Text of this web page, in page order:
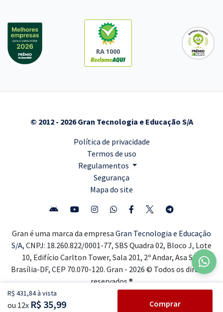
R$ 431,84 à vista
ou 12x R$ 35,99 Comprar
RA 1000
© 2012 - 2026 Gran Tecnologia e Educação S/A
Política de privacidade
Termos de uso
Regulamentos
Segurança
Mapa do site
Gran é uma marca da empresa Gran Tecnologia e Educação
S/A, CNPJ: 18.260.822/0001-77, SBS Quadra 02, Bloco J, Lote
10, Edifício Carlton Tower, Sala 201, 2º Andar, Asa Sul,
Brasília-DF, CEP 70.070-120. Gran - 2026 © Todos os direitos
reservados ®